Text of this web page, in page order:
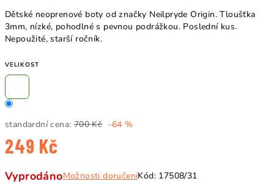
Dětské neoprenové boty od značky Neilpryde Origin. Tloušťka
3mm, nízké, pohodlné s pevnou podrážkou. Poslední kus.
Nepoužité, starší ročník.
VELIKOST
standardní cena: 700 Kč –64 %
249 Kč
cena:
VyprodánoMožnosti doručeníKód: 17508/31